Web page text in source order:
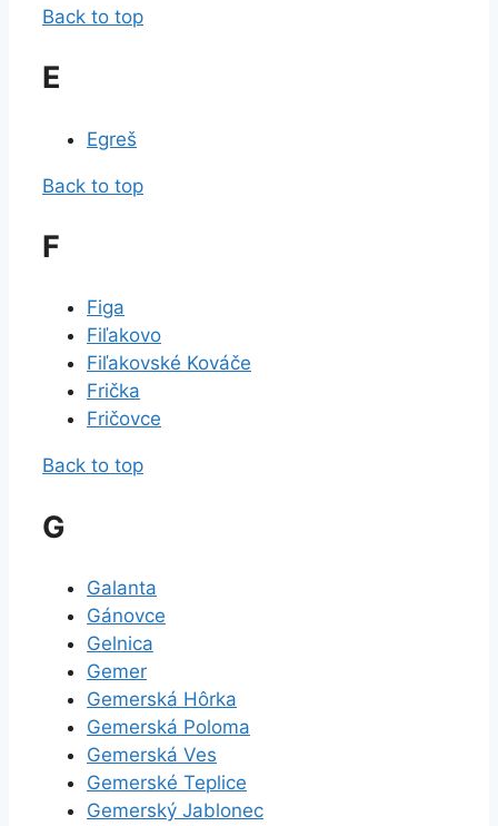
Back to top
E
Egreš
Back to top
F
Figa
Fiľakovo
Fiľakovské Kováče
Frička
Fričovce
Back to top
G
Galanta
Gánovce
Gelnica
Gemer
Gemerská Hôrka
Gemerská Poloma
Gemerská Ves
Gemerské Teplice
Gemerský Jablonec